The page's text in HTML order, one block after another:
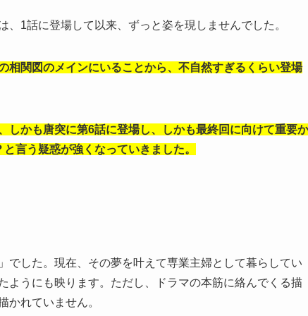
1話に登場して以来、ずっと姿を現しませんでした。
相関図のメインにいることから、不自然すぎるくらい登場
しかも唐突に第6話に登場し、しかも最終回に向けて重要か
言う疑惑が強くなっていきました。
でした。現在、その夢を叶えて専業主婦として暮らしてい
ようにも映ります。ただし、ドラマの本筋に絡んでくる描
かれていません。